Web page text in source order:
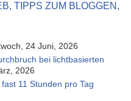
TIPPS ZUM BLOGGEN,
24 Juni, 2026
bei lichtbasierten
2026
11 Stunden pro Tag